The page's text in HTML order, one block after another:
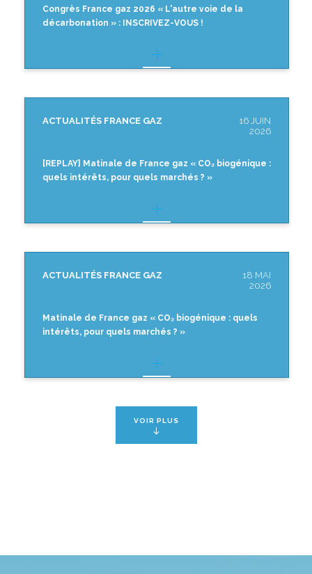
Congrès France gaz 2026 « L'autre voie de la
décarbonation » : INSCRIVEZ-VOUS !
ACTUALITÉS FRANCE GAZ
16 JUIN
2026
[REPLAY] Matinale de France gaz « CO₂ biogénique :
quels intérêts, pour quels marchés ? »
ACTUALITÉS FRANCE GAZ
18 MAI
2026
Matinale de France gaz « CO₂ biogénique : quels
intérêts, pour quels marchés ? »
VOIR PLUS